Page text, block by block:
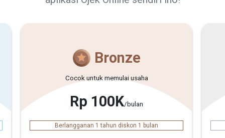
Bronze
Cocok untuk memulai usaha
Rp 100K/bulan
Berlangganan 1 tahun diskon 1 bulan